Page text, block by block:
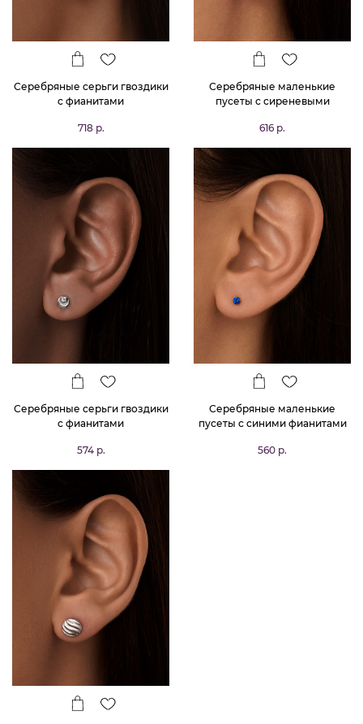
Серебряные серьги гвоздики
с фианитами
718 р.
Серебряные маленькие
пусеты с сиреневыми
616 р.
Серебряные серьги гвоздики
с фианитами
574 р.
Серебряные маленькие
пусеты с синими фианитами
560 р.